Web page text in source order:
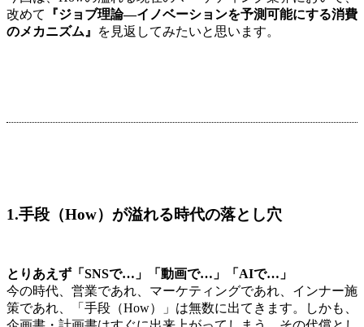
改めて
『ジョブ理論—イノベーションを予測可能にする消費
のメカニズム』
を見返してみたいと思います。
1.手段（How）が溢れる時代の落とし穴
とりあえず「SNSで…」「動画で…」「AIで…」
今の時代、営業であれ、マーケティングであれ、インナー施
策であれ、「手段（How）」は無数に出てきます。しかも、